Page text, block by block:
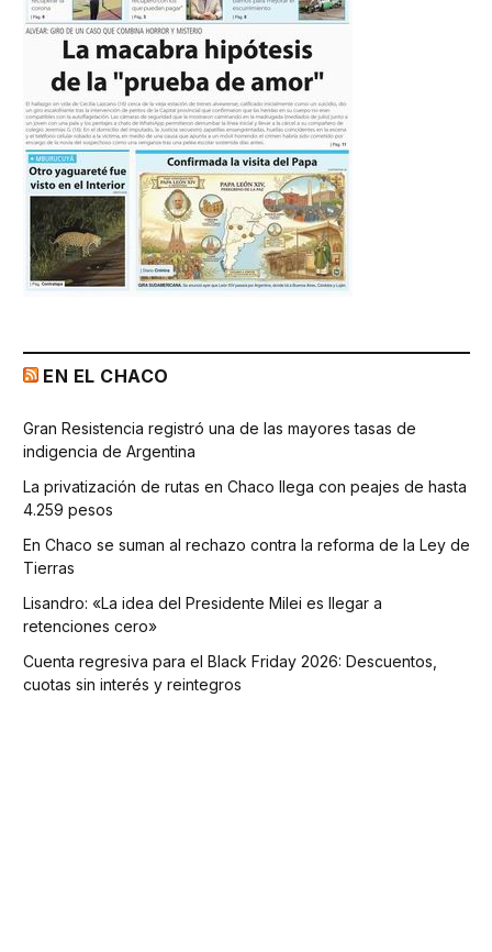
EN EL CHACO
Gran Resistencia registró una de las mayores tasas de
indigencia de Argentina
La privatización de rutas en Chaco llega con peajes de hasta
4.259 pesos
En Chaco se suman al rechazo contra la reforma de la Ley de
Tierras
Lisandro: «La idea del Presidente Milei es llegar a
retenciones cero»
Cuenta regresiva para el Black Friday 2026: Descuentos,
cuotas sin interés y reintegros